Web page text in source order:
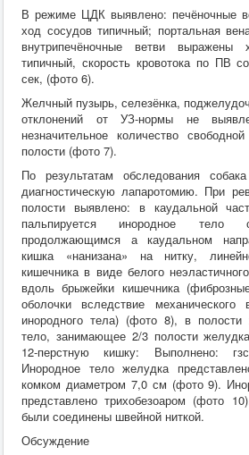
В режиме ЦДК выявлено: печёночные
ход сосудов типичный; портальная
внутрипечёночные ветви
типичный, скорость кровотока по ПВ
сек, (фото 6).
Желчный пузырь, селезёнка,
отклонений от УЗ-нормы не
незначительное количество
полости (фото 7).
По результатам обследования
диагностическую лапаротомию. При
полости выявлено: в каудальной
пальпируется инородное
продолжающимся а каудальном
кишка «нанизана» на нитку,
кишечника в виде белого
вдоль брыжейки кишечника
оболочки вследствие механического
инородного тела) (фото 8), в
тело, занимающее 2/3 полости
12-перстную кишку: Выполнено:
Инородное тело желудка
комком диаметром 7,0 см (фото 9).
представлено трихобезоаром (фото
были соединены швейной ниткой.
Обсуждение